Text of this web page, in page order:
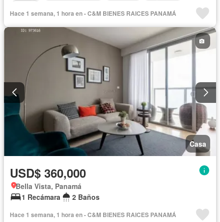
Hace 1 semana, 1 hora en - C&M BIENES RAICES PANAMÁ
Casa
USD$ 360,000
Bella Vista, Panamá
1 Recámara
2 Baños
Hace 1 semana, 1 hora en - C&M BIENES RAICES PANAMÁ